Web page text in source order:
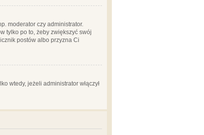
moderator czy administrator.
tylko po to, żeby zwiększyć swój
postów albo przyzna Ci
wtedy, jeżeli administrator włączył